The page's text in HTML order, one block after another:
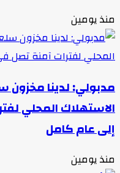
منذ يومين
مدبولي: لدينا مخزون
الاستهلاك المحلي
إلى عام كامل
منذ يومين